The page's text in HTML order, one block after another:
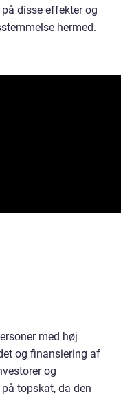
disse effekter og
hermed.
med høj
og finansiering af
og
topskat, da den